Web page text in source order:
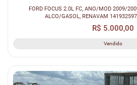
FORD FOCUS 2.0L FC, ANO/MOD 2009/
ALCO/GASOL, RENAVAM
R$ 5.000,00
Vendido